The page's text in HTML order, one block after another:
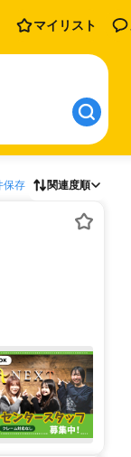
マイリスト
保存 関連度順